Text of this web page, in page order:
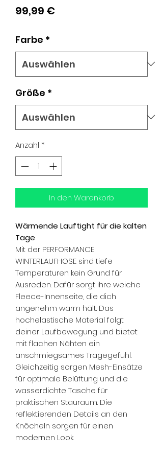
99,99 €Preis
Farbe *
Größe *
Anzahl *
In den Warenkorb
Wärmende Lauftight für die kalten
Tage
Mit der PERFORMANCE
WINTERLAUFHOSE sind tiefe
Temperaturen kein Grund für
Ausreden. Dafür sorgt ihre weiche
Fleece-Innenseite, die dich
angenehm warm hält. Das
hochelastische Material folgt
deiner Laufbewegung und bietet
mit flachen Nähten ein
anschmiegsames Tragegefühl.
Gleichzeitig sorgen Mesh-Einsätze
für optimale Belüftung und die
wasserdichte Tasche für
praktischen Stauraum. Die
reflektierenden Details an den
Knöcheln sorgen für einen
modernen Look.